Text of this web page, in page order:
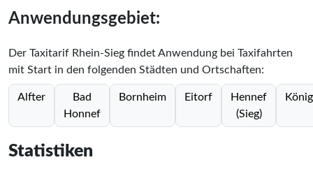
Anwendungsgebiet:
Der Taxitarif Rhein-Sieg findet Anwendung bei Taxifahrten
mit Start in den folgenden Städten und Ortschaften:
Alfter
Bad
Honnef
Bornheim Eitorf
Hennef
(Sieg)
Statistiken